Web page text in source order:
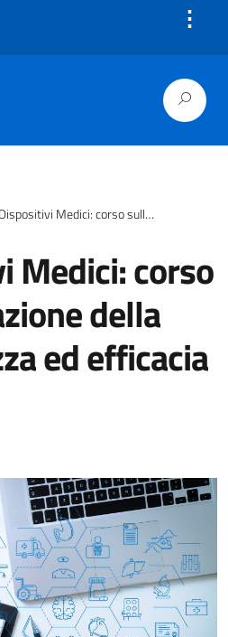
⋮
Dispositivi Medici: corso sulla valutazione della loro sicurezza ed efficacia
corso
della
ed efficacia